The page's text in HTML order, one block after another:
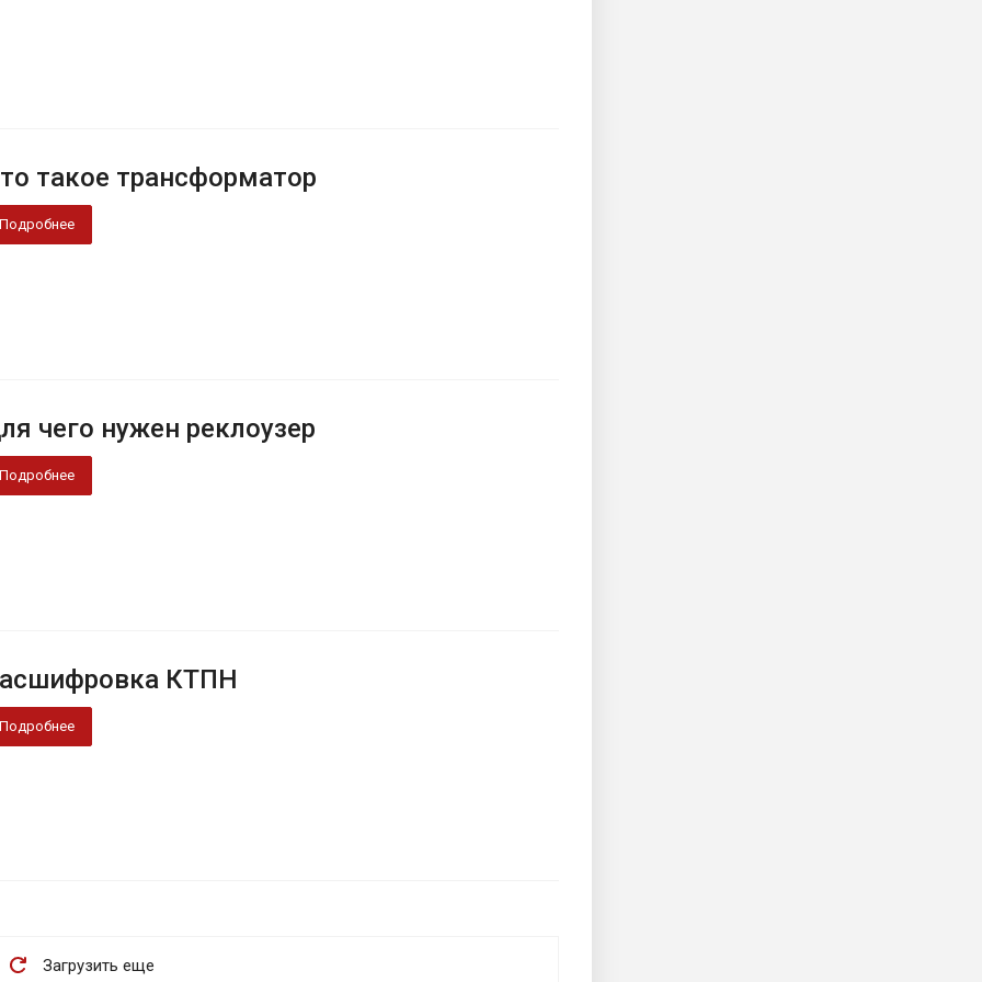
такое трансформатор
Подробнее
чего нужен реклоузер
Подробнее
КТПН
Подробнее
Загрузить еще